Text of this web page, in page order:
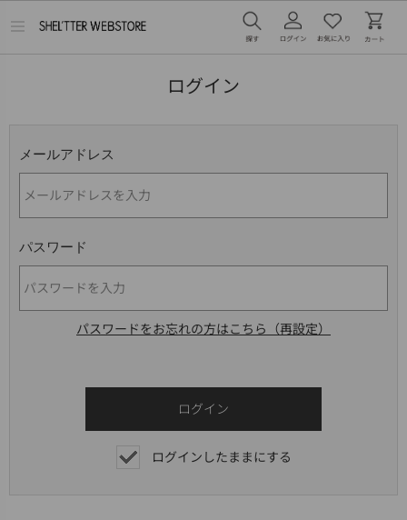
メ
ログイン
メールアドレス
パスワード
パスワードをお忘れの方はこちら（再設定）
ログインしたままにする